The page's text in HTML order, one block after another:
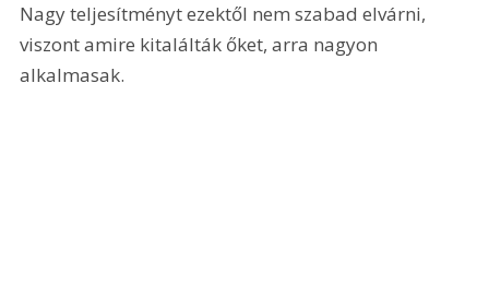
Nagy teljesítményt ezektől nem szabad elvárni,
viszont amire kitalálták őket, arra nagyon
alkalmasak.